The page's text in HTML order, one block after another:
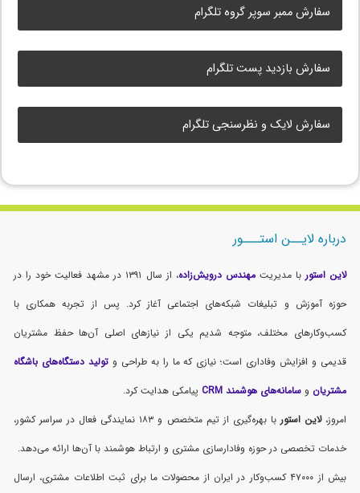
سفارش ممبر سوپر گروه تلگرام
سفارش بازدید پست تلگرام
سفارش لایک و نظرسنجی تلگرام